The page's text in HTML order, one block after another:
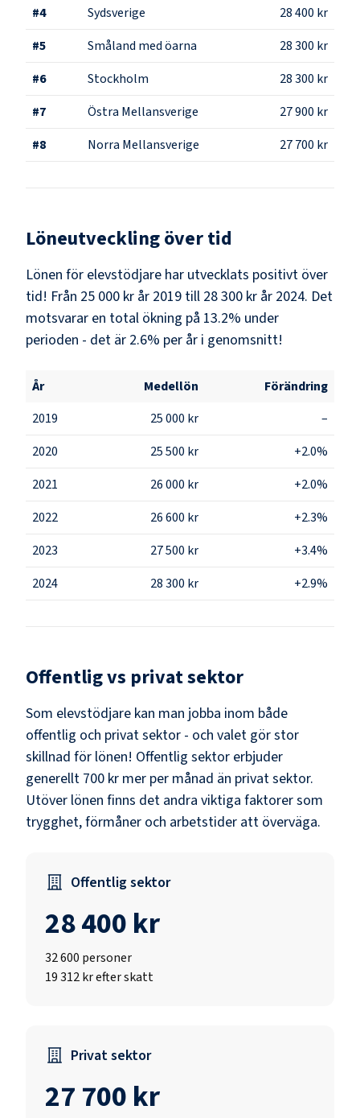
#4 Sydsverige
28 400 kr
#5 Småland med öarna
28 300 kr
#6 Stockholm
28 300 kr
#7 Östra Mellansverige
27 900 kr
#8 Norra Mellansverige 27 700 kr
Löneutveckling över tid
Lönen för elevstödjare har utvecklats positivt över
tid! Från 25 000 kr år 2019 till 28 300 kr år 2024. Det
motsvarar en total ökning på 13.2% under
perioden - det är 2.6% per år i genomsnitt!
År Medellön
Förändring
2019
25 000 kr
–
2020
25 500 kr
+2.0%
2021
26 000 kr
+2.0%
2022
26 600 kr
+2.3%
2023
27 500 kr
+3.4%
2024
28 300 kr +2.9%
Offentlig vs privat sektor
Som elevstödjare kan man jobba inom både
offentlig och privat sektor - och valet gör stor
skillnad för lönen! Offentlig sektor erbjuder
generellt 700 kr mer per månad än privat sektor.
Utöver lönen finns det andra viktiga faktorer som
trygghet, förmåner och arbetstider att överväga.
Offentlig sektor
28 400 kr
32 600 personer
19 312 kr efter skatt
Privat sektor
27 700 kr